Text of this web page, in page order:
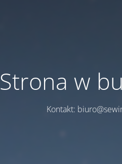
Strona w
Kontakt: